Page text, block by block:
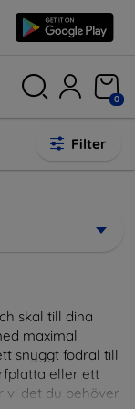
0
Filter
skal till dina
maximal
snyggt fodral till
eller ett
det du behöver.